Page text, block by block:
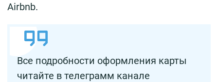
Airbnb.
Все подробности оформления карты
читайте в телеграмм канале